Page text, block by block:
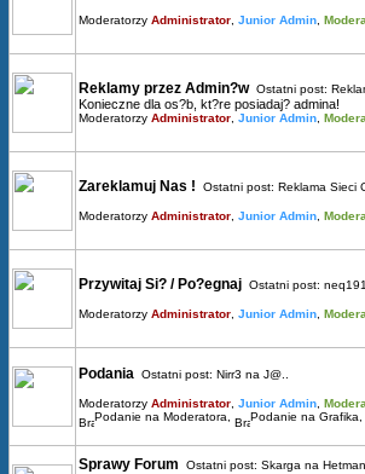
Moderatorzy Administrator Junior Admin
Reklamy przez Admin?wOstatni post:
Konieczne dla os?b, kt?re posiadaj? admina!
Moderatorzy Administrator Junior Admin
Zareklamuj Nas ! Ostatni post: Reklama Sieci
Moderatorzy Administrator Junior Admin
Przywitaj Si? / Po?egnaj Ostatni post:
Moderatorzy Administrator Junior Admin
Podania Ostatni post: Nirr3 na J@..
Moderatorzy Administrator Junior Admin
Podanie na Moderatora
Podanie na Grafika
Sprawy Forum Ostatni post: Skarga na